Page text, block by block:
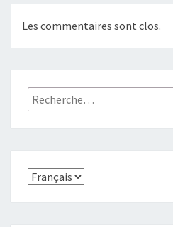
Les commentaires sont clos.
Rechercher :
Choisir
langue